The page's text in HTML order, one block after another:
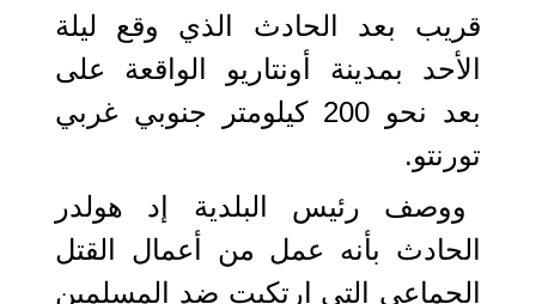
قريب بعد الحادث الذي وقع ليلة
الأحد بمدينة أونتاريو الواقعة على
بعد نحو 200 كيلومتر جنوبي غربي
تورنتو.
ووصف رئيس البلدية إد هولدر
الحادث بأنه عمل من أعمال القتل
الجماعي التي ارتكبت ضد المسلمين